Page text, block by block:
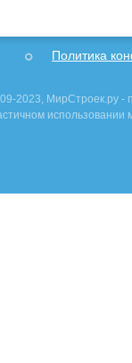
Политика
2023, МирСтроек.ру -
использовании